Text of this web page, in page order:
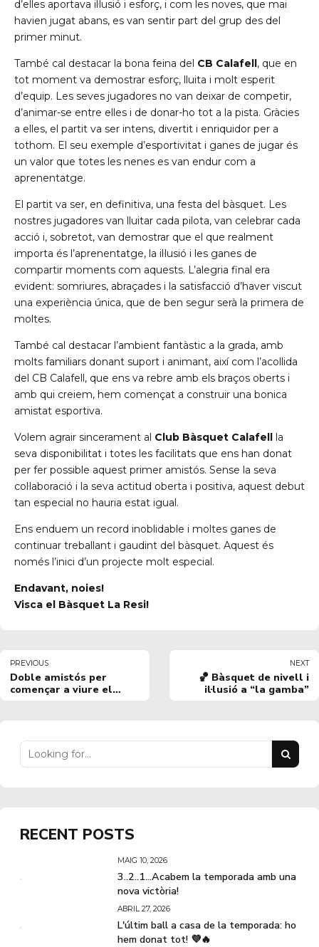
d’elles aportava il·lusió i esforç, i com les noves, que mai
havien jugat abans, es van sentir part del grup des del
primer minut.
També cal destacar la bona feina del CB Calafell , que en
tot moment va demostrar esforç, lluita i molt esperit
d’equip. Les seves jugadores no van deixar de competir,
d’animar-se entre elles i de donar-ho tot a la pista. Gràcies
a elles, el partit va ser intens, divertit i enriquidor per a
tothom. El seu exemple d’esportivitat i ganes de jugar és
un valor que totes les nenes es van endur com a
aprenentatge.
El partit va ser, en definitiva, una festa del bàsquet. Les
nostres jugadores van lluitar cada pilota, van celebrar cada
acció i, sobretot, van demostrar que el que realment
importa és l’aprenentatge, la il·lusió i les ganes de
compartir moments com aquests. L’alegria final era
evident: somriures, abraçades i la satisfacció d’haver viscut
una experiència única, que de ben segur serà la primera de
moltes.
També cal destacar l’ambient fantàstic a la grada, amb
molts familiars donant suport i animant, així com l’acollida
del CB Calafell, que ens va rebre amb els braços oberts i
amb qui creiem, hem començat a construir una bonica
amistat esportiva.
Volem agrair sincerament al Club Bàsquet Calafell
la
seva disponibilitat i totes les facilitats que ens han donat
per fer possible aquest primer amistós. Sense la seva
col·laboració i la seva actitud oberta i positiva, aquest debut
tan especial no hauria estat igual.
Ens enduem un record inoblidable i moltes ganes de
continuar treballant i gaudint del bàsquet. Aquest és
només l’inici d’un projecte molt especial.
Endavant, noies!
Visca el Bàsquet La Resi!
PREVIOUS
Doble amistós per
començar a viure el
NEXT
🏀 Bàsquet de nivell i
il·lusió a “la gamba”
RECENT POSTS
MAIG 10, 2026
3..2..1...Acabem la temporada amb una
nova victòria!
ABRIL 27, 2026
L'últim ball a casa de la temporada: ho
hem donat tot! 💜🔥